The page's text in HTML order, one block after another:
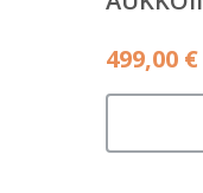
499,00 €